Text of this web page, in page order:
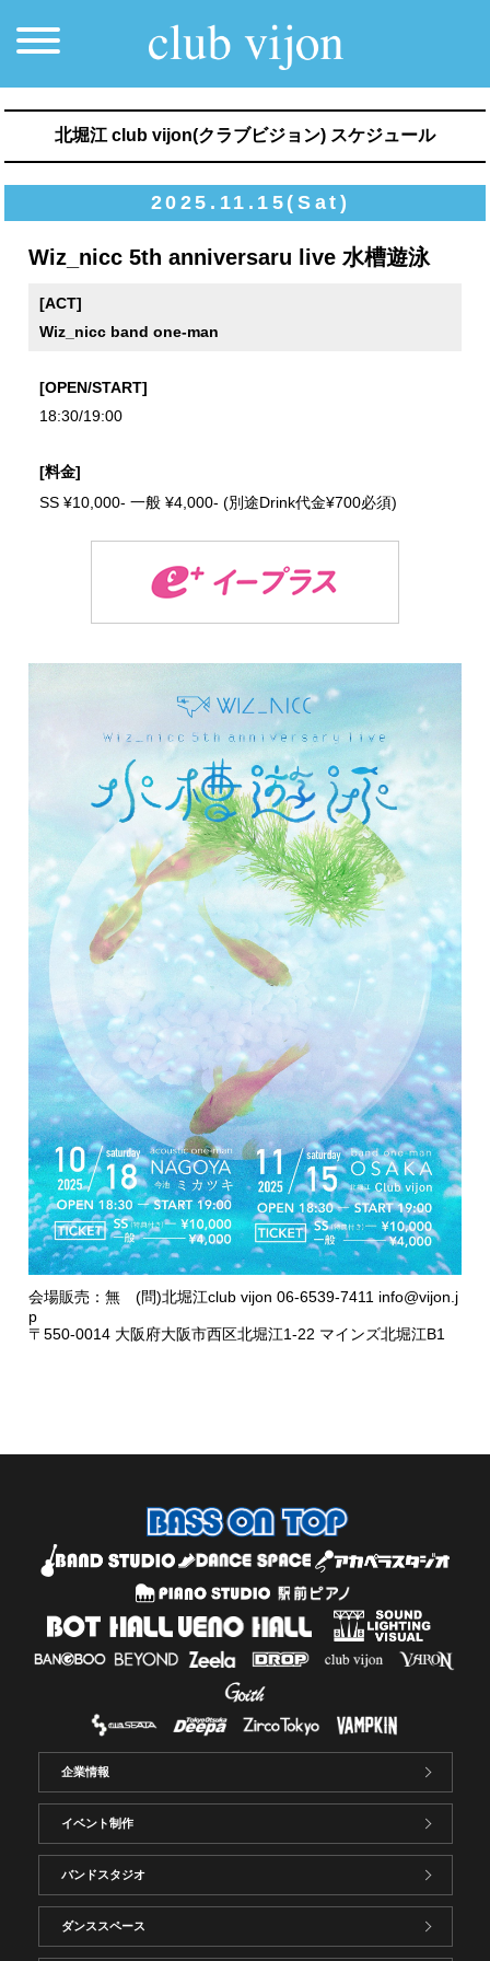
北堀江 club vijon(クラブビジョン) スケジュール
2025.11.15(Sat)
Wiz_nicc 5th anniversaru live 水槽遊泳
[ACT]
Wiz_nicc band one-man
[OPEN/START]
18:30/19:00
[料金]
SS ¥10,000- 一般 ¥4,000- (別途Drink代金¥700必須)
会場販売：無 (問)北堀江club vijon 06-6539-7411 info@vijon.j
p
〒550-0014 大阪府大阪市西区北堀江1-22 マインズ北堀江B1
企業情報
イベント制作
バンドスタジオ
ダンススペース